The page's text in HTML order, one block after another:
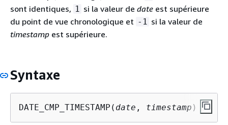
sont identiques, 1 si la valeur de date est supérieure
du point de vue chronologique et -1 si la valeur de
timestamp est supérieure.
Syntaxe
DATE_CMP_TIMESTAMP( date , timestamp )